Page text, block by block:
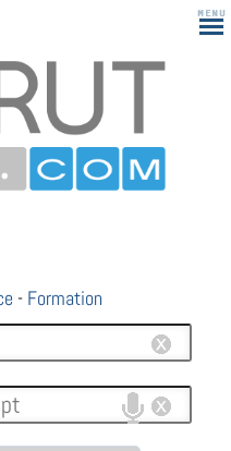
- Formation